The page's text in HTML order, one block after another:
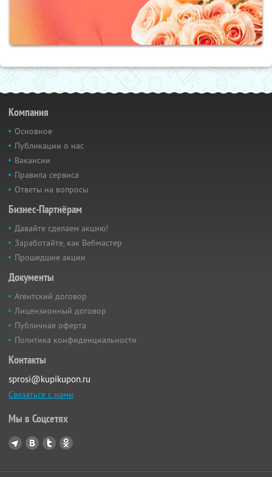
Компания
Основное
Публикации о нас
Вакансии
Правила сервиса
Ответы на вопросы
Бизнес-Партнёрам
Давайте сделаем акцию!
Заработайте, как Вебмастер
Прошедшие акции
Документы
Агентский договор
Лицензионный договор
Публичная оферта
Политика конфиденциальности
Контакты
sprosi@kupikupon.ru
Связаться с нами
Мы в Соцсетях